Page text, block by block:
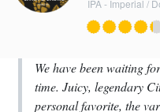
IPA - Imperial /
We have been waiting
time. Juicy, legendary
personal favorite, the